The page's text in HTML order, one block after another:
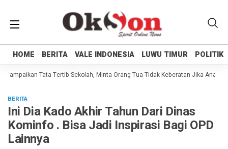
HOME BERITA VALE INDONESIA LUWU TIMUR POLITIK
HOME BERITA VALE INDONESIA LUWU TIMUR POLITIK
Sampaikan Tata Tertib Sekolah, Minta Orang Tua Tidak Keberatan Jika
BERITA
Ini Dia Kado Akhir Tahun Dari Dinas
Kominfo . Bisa Jadi Inspirasi Bagi OPD
Lainnya